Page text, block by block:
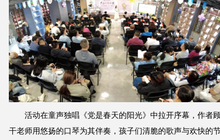
活动在童声独唱《党是春天的阳光》中拉开序幕，作者
干老师用悠扬的口琴为其伴奏，孩子们清脆的歌声与欢快的